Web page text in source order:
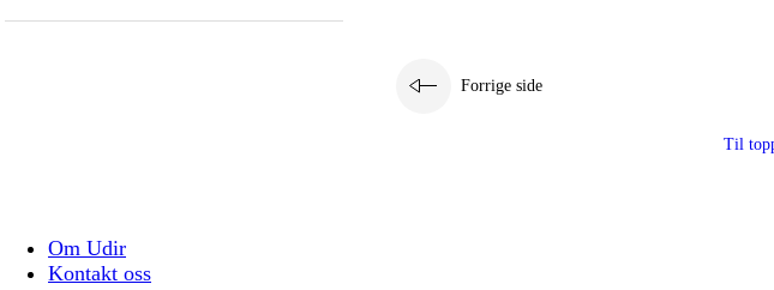
Forrige side
Til
Om Udir
Kontakt oss